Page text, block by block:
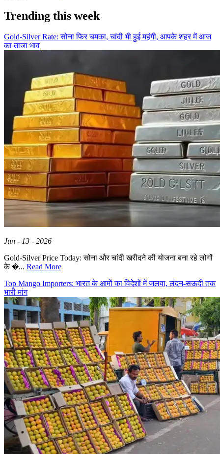
Trending this week
Gold-Silver Rate: सोना फिर चमका, चांदी भी हुई महंगी, आपके शहर में आज
का ताजा भाव
Jun - 13 - 2026
Gold-Silver Price Today: सोना और चांदी खरीदने की योजना बना रहे लोगों
के �... Read More
Top Mango Importers: भारत के आमों का विदेशों में जलवा, लंदन-सऊदी तक
भारी मांग